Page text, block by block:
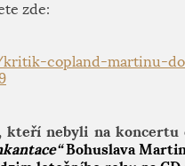
zde:
copland-martinu-
nebyli na koncertu
Bohuslava